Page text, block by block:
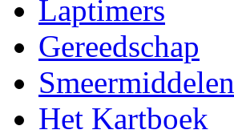
Laptimers
Gereedschap
Smeermiddelen
Het Kartboek